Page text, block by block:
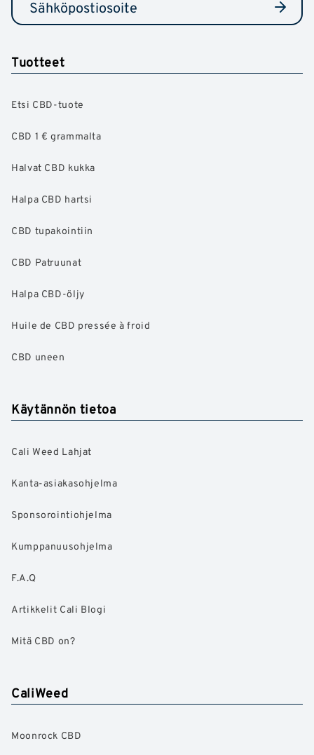
Tuotteet
Etsi CBD-tuote
CBD 1 € grammalta
Halvat CBD kukka
Halpa CBD hartsi
CBD tupakointiin
CBD Patruunat
Halpa CBD-öljy
Huile de CBD pressée à froid
CBD uneen
Käytännön tietoa
Cali Weed Lahjat
Kanta-asiakasohjelma
Sponsorointiohjelma
Kumppanuusohjelma
F.A.Q
Artikkelit Cali Blogi
Mitä CBD on?
CaliWeed
Moonrock CBD